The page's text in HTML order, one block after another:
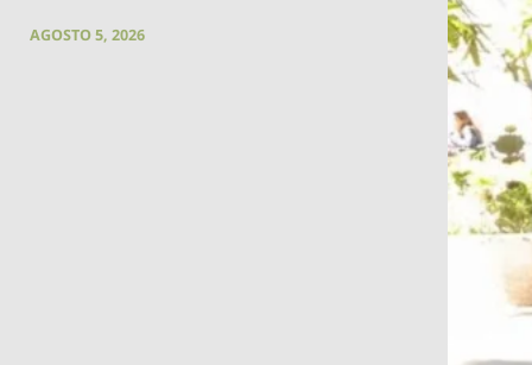
AGOSTO 5, 2026